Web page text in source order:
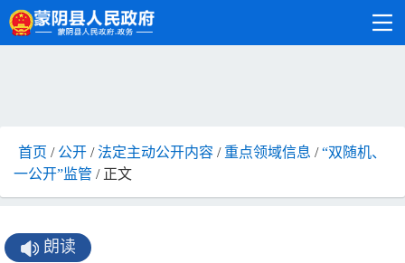
首页 / 公开 /法定主动公开内容 / 重点领域信息 /“双随机、
一公开”监管 / 正文
朗读